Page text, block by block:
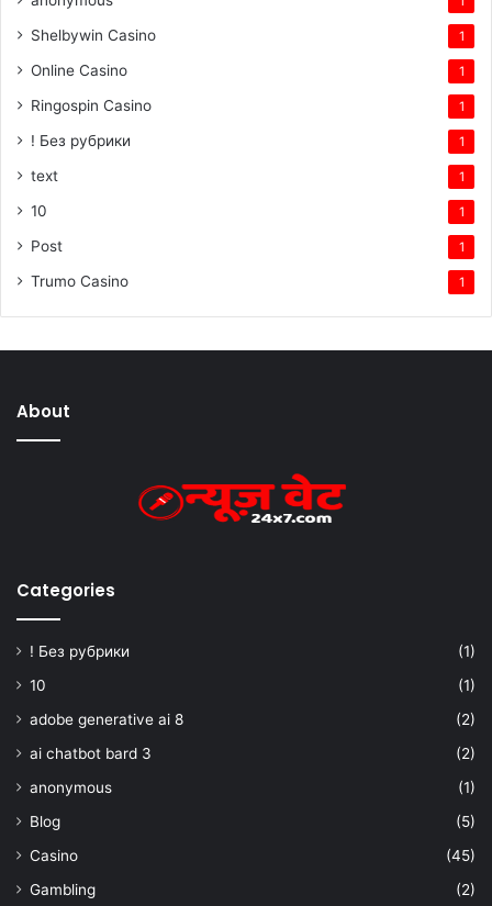
Shelbywin Casino 1
Online Casino 1
Ringospin Casino 1
! Без рубрики 1
text 1
10 1
Post 1
Trumo Casino 1
About
Categories
! Без рубрики
(1)
10
(1)
adobe generative ai 8
(2)
ai chatbot bard 3
(2)
anonymous
(1)
Blog
(5)
Casino
(45)
Gambling
(2)